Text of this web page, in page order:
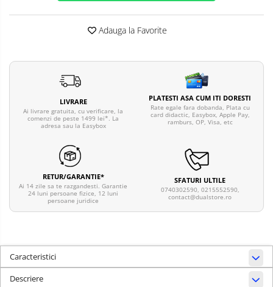
Adauga la Favorite
LIVRARE
Ai livrare gratuita, cu verificare, la
comenzi de peste 1499 lei*. La
adresa sau la Easybox
PLATESTI ASA CUM ITI DORESTI
Rate egale fara dobanda, Plata cu
card didactic, Easybox, Apple Pay,
ramburs, OP, Visa, etc
RETUR/GARANTIE*
Ai 14 zile sa te razgandesti. Garantie
24 luni persoane fizice, 12 luni
persoane juridice
SFATURI ULTILE
0740302590, 0215552590,
contact@dualstore.ro
Caracteristici
Descriere